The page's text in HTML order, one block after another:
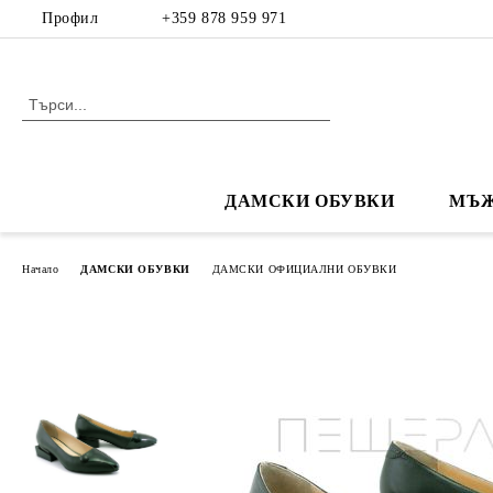
Профил +359 878 959 971
ДАМСКИ ОБУВКИ
Начало ДАМСКИ ОБУВКИ ДАМСКИ ОФИЦИАЛНИ ОБУВКИ